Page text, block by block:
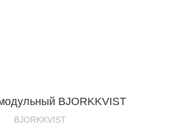
BJORKKVIST
BJORKKVIST